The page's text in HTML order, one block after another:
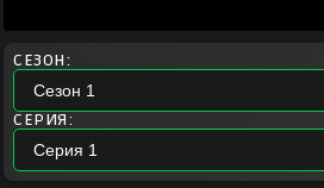
СЕЗОН:
СЕРИЯ: